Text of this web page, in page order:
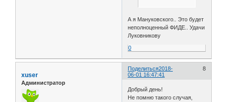
А я Мануковского.. Это будет
неполноценный ФИДЕ.. Удачи
Луковникову
0
Поделиться 8
2018-
06-01 16:47:41
xuser
Администратор
Добрый день!
Не помню такого случая,